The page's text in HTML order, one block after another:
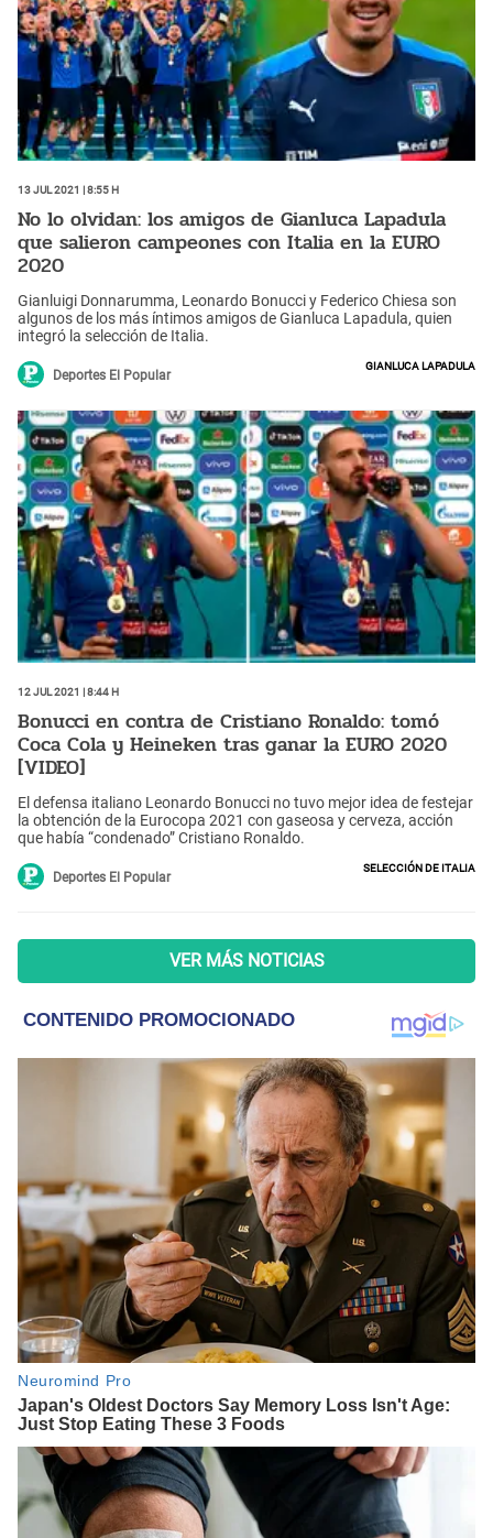
13 Jul 2021 | 8:55 h
No lo olvidan: los amigos de Gianluca Lapadula
que salieron campeones con Italia en la EURO
2020
Gianluigi Donnarumma, Leonardo Bonucci y Federico Chiesa son
algunos de los más íntimos amigos de Gianluca Lapadula, quien
integró la selección de Italia.
Deportes El Popular
Gianluca Lapadula
12 Jul 2021 | 8:44 h
Bonucci en contra de Cristiano Ronaldo: tomó
Coca Cola y Heineken tras ganar la EURO 2020
[VIDEO]
El defensa italiano Leonardo Bonucci no tuvo mejor idea de festejar
la obtención de la Eurocopa 2021 con gaseosa y cerveza, acción
que había “condenado” Cristiano Ronaldo.
Deportes El Popular
Selección de Italia
VER MÁS NOTICIAS